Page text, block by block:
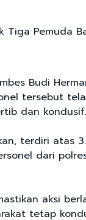
Tiga Pemuda
Budi
tersebut
dan kondusif.
terdiri atas
dari
aksi
tetap